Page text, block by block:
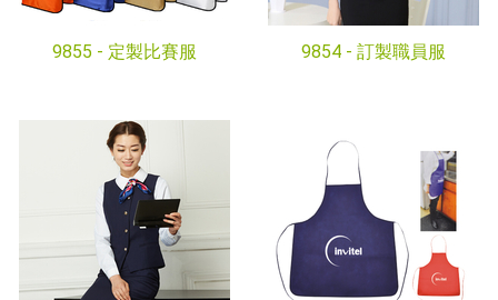
9855 - 定製比賽服 9854 - 訂製職員服